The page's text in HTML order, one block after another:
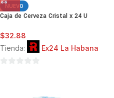
NUEVO
Caja de Cerveza Cristal x 24 U
$32.88
Tienda:
Ex24 La Habana